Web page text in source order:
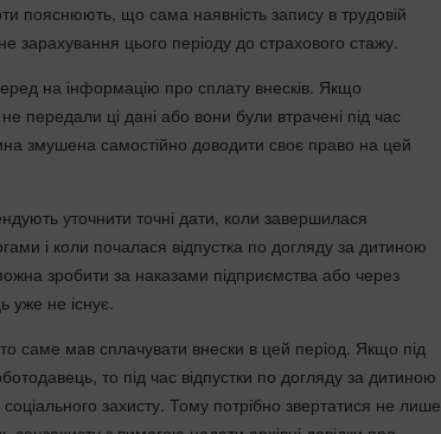
пояснюють, що сама наявність запису в трудовій
зарахування цього періоду до страхового стажу.
на інформацію про сплату внесків. Якщо
передали ці дані або вони були втрачені під час
змушена самостійно доводити своє право на цей
уточнити точні дати, коли завершилася
і коли почалася відпустка по догляду за дитиною
зробити за наказами підприємства або через
уже не існує.
саме мав сплачувати внески в цей період. Якщо під
то під час відпустки по догляду за дитиною
захисту. Тому потрібно звертатися не лише